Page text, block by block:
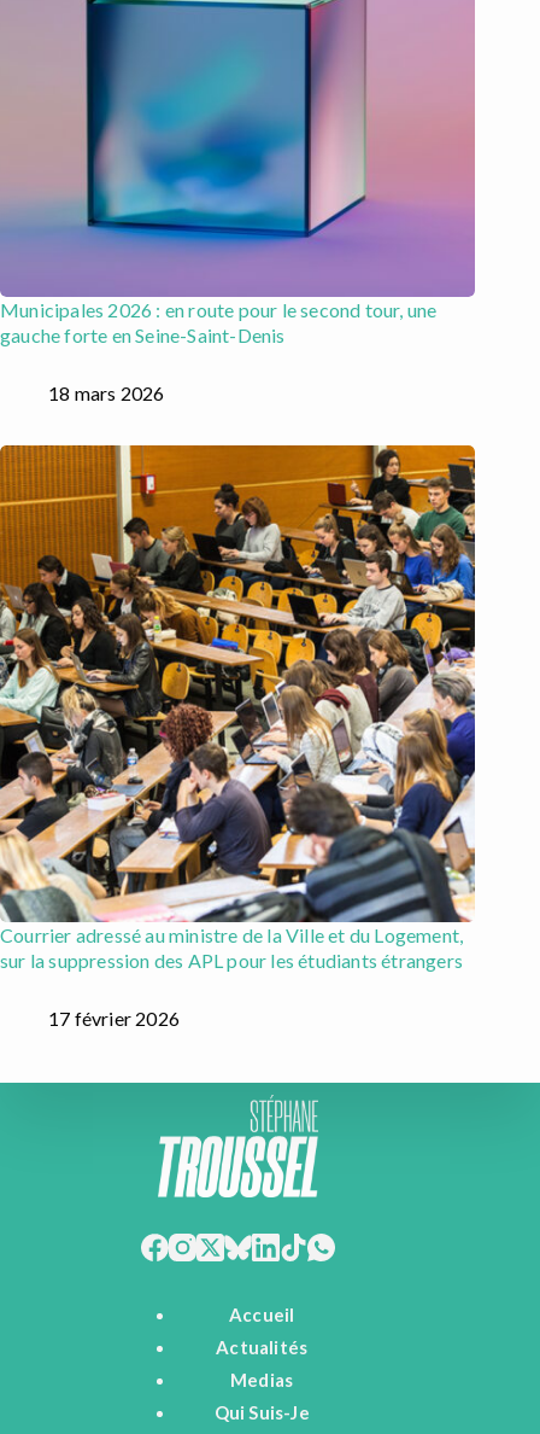
Municipales 2026 : en route pour le second tour, une
gauche forte en Seine-Saint-Denis
18 mars 2026
Courrier adressé au ministre de la Ville et du Logement,
sur la suppression des APL pour les étudiants étrangers
17 février 2026
Accueil
Actualités
Medias
Qui Suis-Je